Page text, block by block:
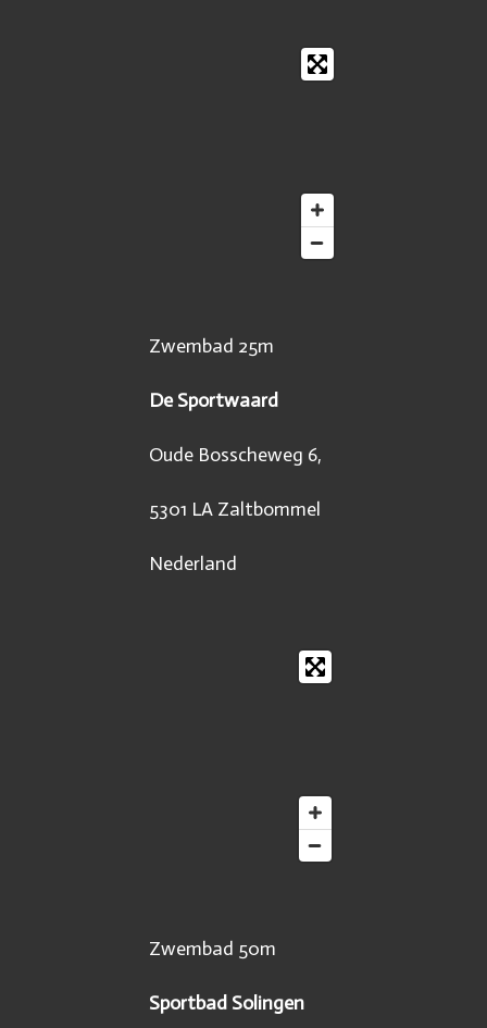
Zwembad 25m
De Sportwaard
Oude Bosscheweg 6,
5301 LA Zaltbommel
Nederland
Zwembad 50m
Sportbad Solingen